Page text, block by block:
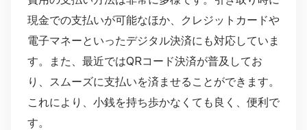
現金での支払いが可能なほか、クレジットカードや
電子マネーといったデジタル決済にも対応していま
す。また、最近ではQRコード決済が普及してお
り、スムーズに支払いを済ませることができます。
これにより、小銭を持ち歩かなくても良く、便利で
す。